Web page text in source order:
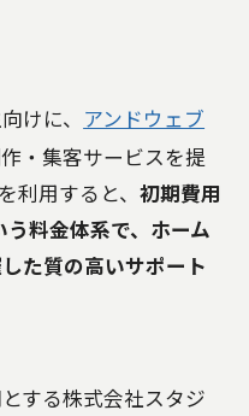
けに、 アンドウェブ
・集客サービスを提
利用すると、初期費用
料金体系で、ホーム
た質の高いサポート
する株式会社スタジ